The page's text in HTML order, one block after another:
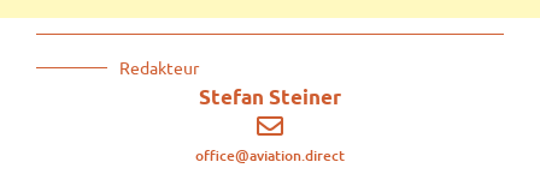
Redakteur
Stefan Steiner
office@aviation.direct